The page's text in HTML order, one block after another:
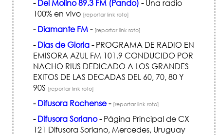
- Del Molino 89.3 FM (Pando) -Una radio
100% en vivo [reportar link roto]
- Diamante FM- [reportar link roto]
- Dias de Gloria-PROGRAMA DE RADIO EN
EMISORA AZUL FM 101.9 CONDUCIDO POR
NACHO RIUS DEDICADO A LOS GRANDES
EXITOS DE LAS DECADAS DEL 60, 70, 80 Y
90S [reportar link roto]
- Difusora Rochense- [reportar link roto]
- Difusora Soriano-Página Principal de CX
121 Difusora Soriano, Mercedes, Uruguay